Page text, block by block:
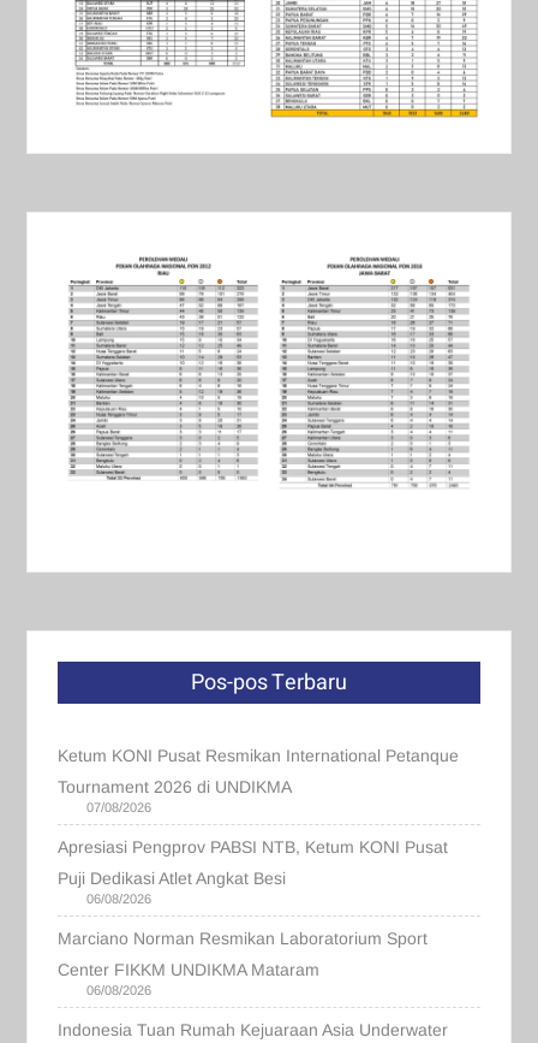
Pos-pos Terbaru
Ketum KONI Pusat Resmikan International Petanque
Tournament 2026 di UNDIKMA
07/08/2026
Apresiasi Pengprov PABSI NTB, Ketum KONI Pusat
Puji Dedikasi Atlet Angkat Besi
06/08/2026
Marciano Norman Resmikan Laboratorium Sport
Center FIKKM UNDIKMA Mataram
06/08/2026
Indonesia Tuan Rumah Kejuaraan Asia Underwater